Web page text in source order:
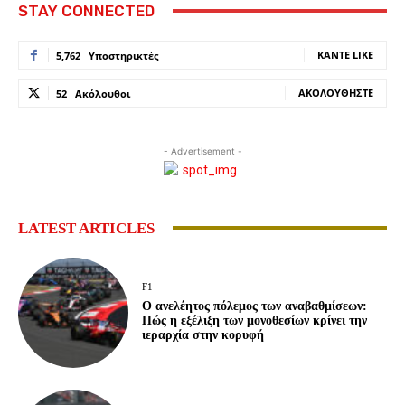
STAY CONNECTED
5,762 Υποστηρικτές ΚΆΝΤΕ LIKE
52 Ακόλουθοι ΑΚΟΛΟΥΘΉΣΤΕ
- Advertisement -
LATEST ARTICLES
F1
Ο ανελέητος πόλεμος των αναβαθμίσεων:
Πώς η εξέλιξη των μονοθεσίων κρίνει την
ιεραρχία στην κορυφή